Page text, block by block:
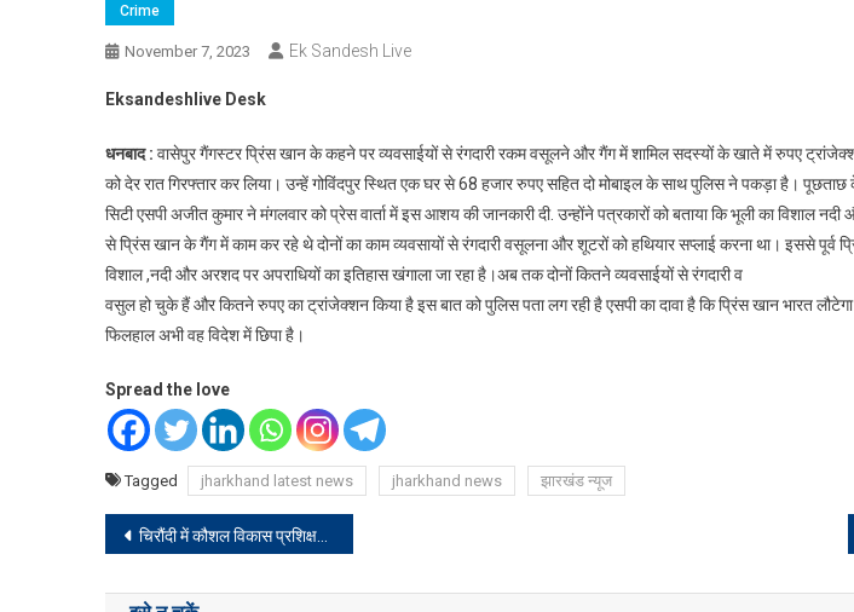
Crime
November 7, 2023 Ek Sandesh Live
Eksandeshlive Desk
धनबाद : वासेपुर गैंगस्टर प्रिंस खान के कहने पर व्यवसाईयों से रंगदारी रकम वसूलने और गैंग में शामिल सदस्यों के खाते में रुपए
को देर रात गिरफ्तार कर लिया। उन्हें गोविंदपुर स्थित एक घर से 68 हजार रुपए सहित दो मोबाइल के साथ पुलिस ने पकड़ा है।
सिटी एसपी अजीत कुमार ने मंगलवार को प्रेस वार्ता में इस आशय की जानकारी दी. उन्होंने पत्रकारों को बताया कि भूली का विशाल
से प्रिंस खान के गैंग में काम कर रहे थे दोनों का काम व्यवसायों से रंगदारी वसूलना और शूटरों को हथियार सप्लाई करना था। इससे पूर्व
विशाल ,नदी और अरशद पर अपराधियों का इतिहास खंगाला जा रहा है।अब तक दोनों कितने व्यवसाईयों से रंगदारी व
वसुल हो चुके हैं और कितने रुपए का ट्रांजेक्शन किया है इस बात को पुलिस पता लग रही है एसपी का दावा है कि प्रिंस खान भारत
फिलहाल अभी वह विदेश में छिपा है।
Spread the love
Tagged jharkhand latest news jharkhand news झारखंड न्यूज
Post
navigation
चिरौंदी में कौशल विकास प्रशिक्षण केंद्र की शुरूआत